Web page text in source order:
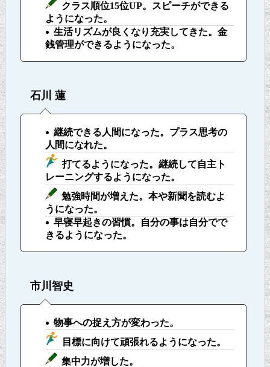
クラス順位15位UP。スピーチができる
ようになった。
生活リズムが良くなり充実してきた。金
銭管理ができるようになった。
石川 蓮
継続できる人間になった。プラス思考の
人間になれた。
打てるようになった。継続して自主ト
レーニングするようになった。
勉強時間が増えた。本や新聞を読むよ
うになった。
早寝早起きの習慣。自分の事は自分でで
きるようになった。
市川智史
物事への捉え方が変わった。
目標に向けて頑張れるようになった。
集中力が増した。